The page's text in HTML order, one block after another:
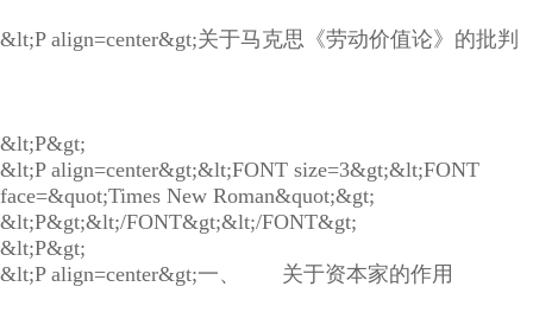
&lt;P align=center&gt;关于马克思《劳动价值论》的批判
&lt;P&gt;
&lt;P align=center&gt;&lt;FONT size=3&gt;&lt;FONT
face=&quot;Times New Roman&quot;&gt;
&lt;P&gt;&lt;/FONT&gt;&lt;/FONT&gt;
&lt;P&gt;
&lt;P align=center&gt;一、 关于资本家的作用